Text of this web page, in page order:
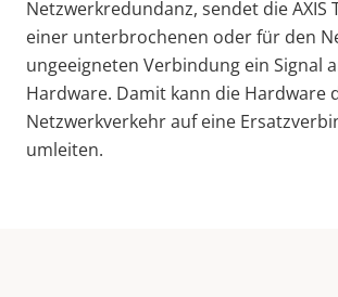
Netzwerkredundanz, sendet die AXIS
einer unterbrochenen oder für den
ungeeigneten Verbindung ein Signal
Hardware. Damit kann die Hardware
Netzwerkverkehr auf eine
umleiten.